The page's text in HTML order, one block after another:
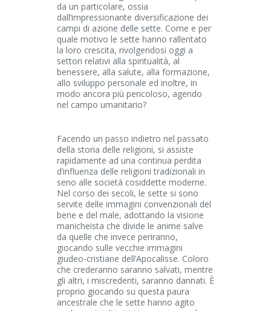
da un particolare, ossia
dall’impressionante diversificazione dei
campi di azione delle sette. Come e per
quale motivo le sette hanno rallentato
la loro crescita, rivolgendosi oggi a
settori relativi alla spiritualità, al
benessere, alla salute, alla formazione,
allo sviluppo personale ed inoltre, in
modo ancora più pericoloso, agendo
nel campo umanitario?
Facendo un passo indietro nel passato
della storia delle religioni, si assiste
rapidamente ad una continua perdita
d’influenza delle religioni tradizionali in
seno alle società cosiddette moderne.
Nel corso dei secoli, le sette si sono
servite delle immagini convenzionali del
bene e del male, adottando la visione
manicheista che divide le anime salve
da quelle che invece periranno,
giocando sulle vecchie immagini
giudeo-cristiane dell’Apocalisse. Coloro
che crederanno saranno salvati, mentre
gli altri, i miscredenti, saranno dannati. È
proprio giocando su questa paura
ancestrale che le sette hanno agito